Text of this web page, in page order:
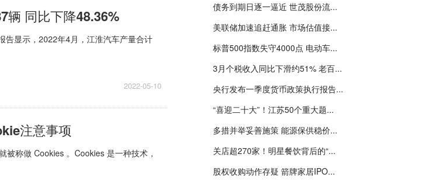
辆 同比下降48.36%
告显示，2022年4月，江淮汽车产量合计
2022-05-10
注意事项
被称做 Cookies 。Cookies 是一种技术，
债务到期日逐一逼近 世茂股份流...
美联储加速追赶通胀 市场估值接...
标普500指数失守4000点 电动车...
3月个税收入同比下滑约51% 老百...
央行发布一季度货币政策执行报告...
“喜迎二十大”！江苏50个重大题...
多措并举妥善施策 能源保供稳价...
关店超270家！明星餐饮背后的“...
股权收购动作存疑 箭牌家居IPO...